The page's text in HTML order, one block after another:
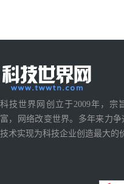
科技世界网创立于2009年，宗
富，网络改变世界。多年来力
技术实现为科技企业创造最大的